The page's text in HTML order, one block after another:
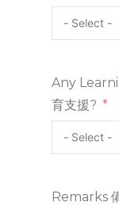
Any
育支援?
Remarks